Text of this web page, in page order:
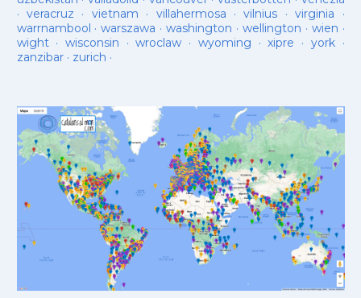
· veracruz · vietnam · villahermosa ·vilnius ·virginia ·
warrnambool ·warszawa ·washington · wellington · wien ·
wight· wisconsin ·wroclaw · wyoming ·xipre · york·
zanzibar· zurich ·